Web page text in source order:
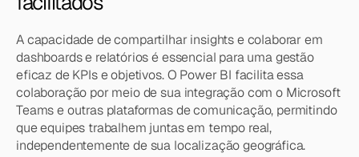
A capacidade de compartilhar insights e colaborar em
dashboards e relatórios é essencial para uma gestão
eficaz de KPIs e objetivos. O Power BI facilita essa
colaboração por meio de sua integração com o Microsoft
Teams e outras plataformas de comunicação, permitindo
que equipes trabalhem juntas em tempo real,
independentemente de sua localização geográfica.